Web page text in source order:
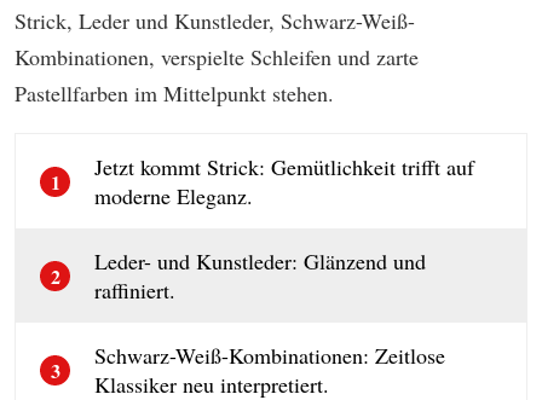
Strick, Leder und Kunstleder, Schwarz-Weiß-
Kombinationen, verspielte Schleifen und zarte
Pastellfarben im Mittelpunkt stehen.
1
Jetzt kommt Strick: Gemütlichkeit trifft auf
moderne Eleganz.
2
Leder- und Kunstleder: Glänzend und
raffiniert.
3
Schwarz-Weiß-Kombinationen: Zeitlose
Klassiker neu interpretiert.